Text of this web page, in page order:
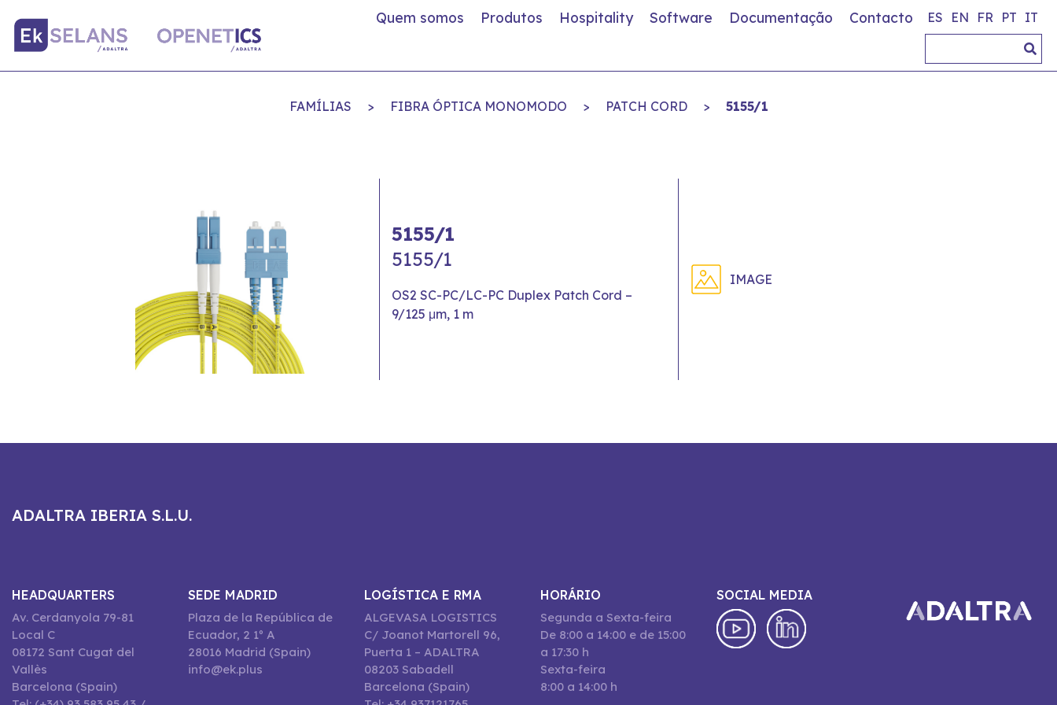
Quem somos Produtos Hospitality Software Documentação Contacto ES EN FR PT IT
FAMÍLIAS > FIBRA ÓPTICA MONOMODO > PATCH CORD > 5155/1
5155/1
5155/1
OS2 SC-PC/LC-PC Duplex Patch Cord –
9/125 μm, 1 m
IMAGE
ADALTRA IBERIA S.L.U.
HEADQUARTERS
Av. Cerdanyola 79-81
Local C
08172 Sant Cugat del
Vallès
Barcelona (Spain)
SEDE MADRID
Plaza de la República de
Ecuador, 2 1º A
28016 Madrid (Spain)
info@ek.plus
LOGÍSTICA E RMA
ALGEVASA LOGISTICS
C/ Joanot Martorell 96,
Puerta 1 – ADALTRA
08203 Sabadell
Barcelona (Spain)
HORÁRIO
Segunda a Sexta-feira
De 8:00 a 14:00 e de 15:00
a 17:30 h
Sexta-feira
8:00 a 14:00 h
SOCIAL MEDIA